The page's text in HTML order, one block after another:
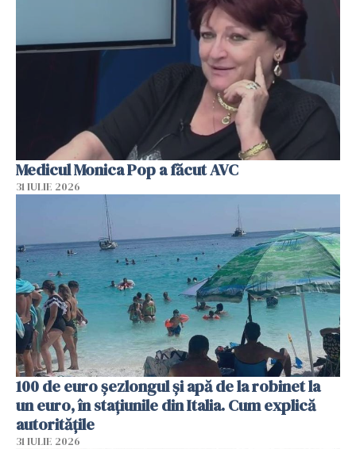
Medicul Monica Pop a făcut AVC
31 IULIE 2026
100 de euro șezlongul și apă de la robinet la
un euro, în stațiunile din Italia. Cum explică
autoritățile
31 IULIE 2026